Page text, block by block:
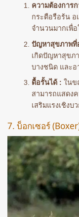
ความต้องการ
กระตือรือร้น อ
จำนวนมากเพื่
ปัญหาสุขภาพที่
เกิดปัญหาสุขภ
บางชนิด และอ
ดื้อรั้นได้ : ในข
สามารถแสดง
เสริมแรงเชิง
7. บ็อกเซอร์